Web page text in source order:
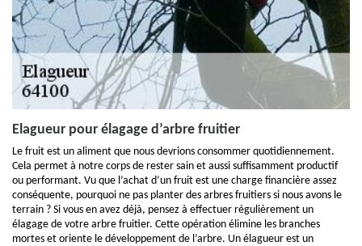
Elagueur pour élagage d’arbre fruitier
Le fruit est un aliment que nous devrions consommer quotidiennement.
Cela permet à notre corps de rester sain et aussi suffisamment productif
ou performant. Vu que l’achat d’un fruit est une charge financière assez
conséquente, pourquoi ne pas planter des arbres fruitiers si nous avons le
terrain ? Si vous en avez déjà, pensez à effectuer régulièrement un
élagage de votre arbre fruitier. Cette opération élimine les branches
mortes et oriente le développement de l’arbre. Un élagueur est un